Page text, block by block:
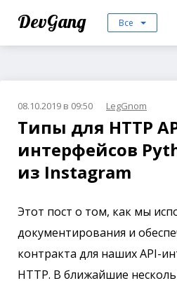
DevGang Все
08.10.2019 в 09:50 LegGnom
Типы для HTTP
интерфейсов
из Instagram
Этот пост о том, как мы
документирования и
контракта для наших API-
HTTP. В ближайшие